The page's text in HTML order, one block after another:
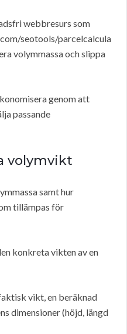
webbresurs som
seotools/parcelcalcula
volymmassa och slippa
genom att
passande
volymvikt
samt hur
tillämpas för
konkreta vikten av en
vikt, en beräknad
dimensioner (höjd, längd